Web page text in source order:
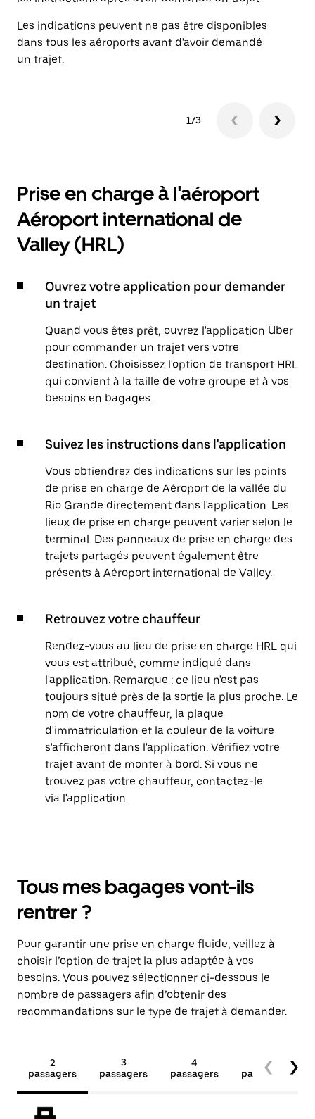
Les indications peuvent ne pas être disponibles
dans tous les aéroports avant d'avoir demandé
un trajet.
1/3
Prise en charge à l'aéroport
Aéroport international de
Valley (HRL)
Ouvrez votre application pour demander
un trajet
Quand vous êtes prêt, ouvrez l'application Uber
pour commander un trajet vers votre
destination. Choisissez l'option de transport HRL
qui convient à la taille de votre groupe et à vos
besoins en bagages.
Suivez les instructions dans l'application
Vous obtiendrez des indications sur les points
de prise en charge de Aéroport de la vallée du
Rio Grande directement dans l'application. Les
lieux de prise en charge peuvent varier selon le
terminal. Des panneaux de prise en charge des
trajets partagés peuvent également être
présents à Aéroport international de Valley.
Retrouvez votre chauffeur
Rendez-vous au lieu de prise en charge HRL qui
vous est attribué, comme indiqué dans
l'application. Remarque : ce lieu n'est pas
toujours situé près de la sortie la plus proche. Le
nom de votre chauffeur, la plaque
d'immatriculation et la couleur de la voiture
s'afficheront dans l'application. Vérifiez votre
trajet avant de monter à bord. Si vous ne
trouvez pas votre chauffeur, contactez-le
via l'application.
Tous mes bagages vont-ils
rentrer ?
Pour garantir une prise en charge fluide, veillez à
choisir l’option de trajet la plus adaptée à vos
besoins. Vous pouvez sélectionner ci-dessous le
nombre de passagers afin d’obtenir des
recommandations sur le type de trajet à demander.
2
passagers
3
passagers
4
passagers
5+
passagers